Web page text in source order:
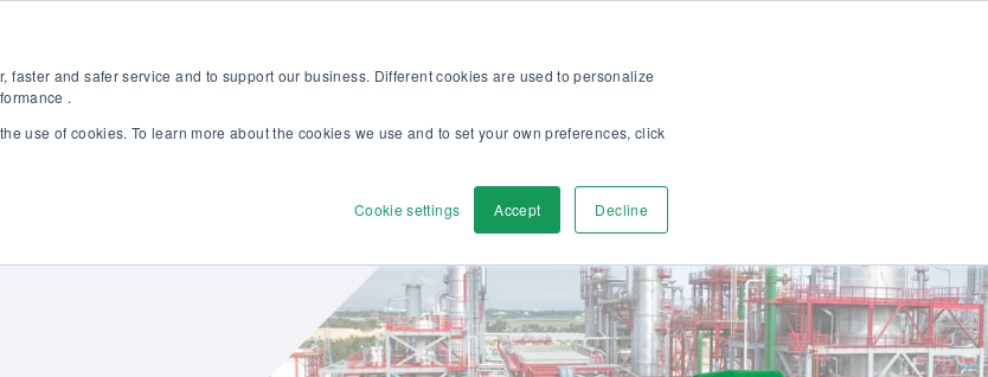
faster and safer service and to support our business. Different cookies are used to personalize
.
use of cookies. To learn more about the cookies we use and to set your own preferences, click
Cookie settings Accept Decline
Lösungen Dienstleistungen Discover